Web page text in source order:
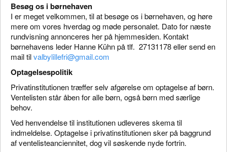
Besøg os i børnehaven
I er meget velkommen, til at besøge os i børnehaven, og høre
mere om vores hverdag og møde personalet. Dato for næste
rundvisning annonceres her på hjemmesiden. Kontakt
børnehavens leder Hanne Kühn på tlf. 27131178 eller send en
mail tilvalbylillefri@gmail.com
Optagelsespolitik
Privatinstitutionen træffer selv afgørelse om optagelse af børn.
Ventelisten står åben for alle børn, også børn med særlige
behov.
Ved henvendelse til institutionen udleveres skema til
indmeldelse. Optagelse i privatinstitutionen sker på baggrund
af ventelisteanciennitet, dog vil søskende nyde fortrin.